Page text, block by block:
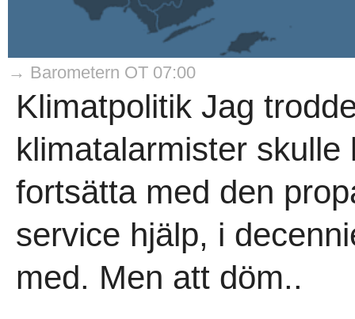
→ Barometern OT 07:00
Klimatpolitik Jag
klimatalarmister
fortsätta med den
service hjälp, i
med. Men att döm..